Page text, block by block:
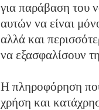
για παράβαση του
αυτών να είναι
αλλά και
να εξασφαλίσουν
Η πληροφόρηση
χρήση και